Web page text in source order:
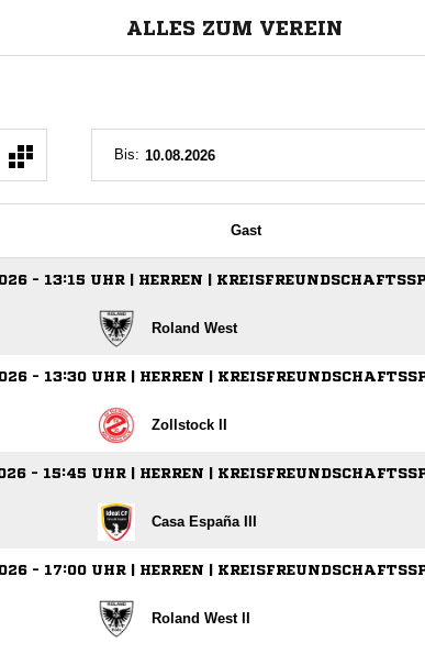
ALLES ZUM VEREIN
Bis:
Gast
- 13:15 UHR | HERREN |
Roland West
- 13:30 UHR | HERREN |
Zollstock II
- 15:45 UHR | HERREN |
Casa España III
- 17:00 UHR | HERREN |
Roland West II